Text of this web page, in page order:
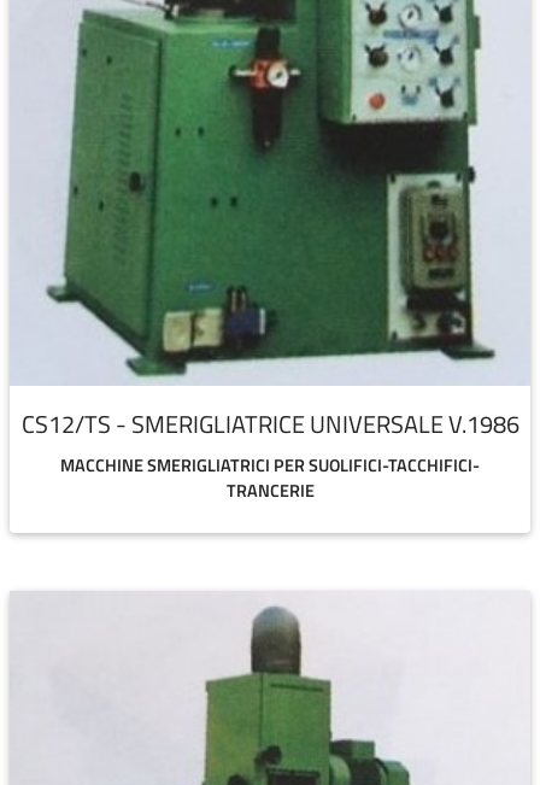
CS12/TS - SMERIGLIATRICE UNIVERSALE V.1986
MACCHINE SMERIGLIATRICI PER SUOLIFICI-TACCHIFICI-
TRANCERIE